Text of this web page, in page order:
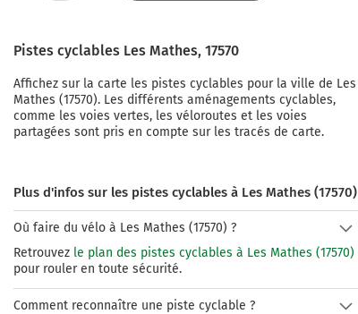
Pistes cyclables Les Mathes, 17570
Affichez sur la carte les pistes cyclables pour la ville de Les
Mathes (17570). Les différents aménagements cyclables,
comme les voies vertes, les véloroutes et les voies
partagées sont pris en compte sur les tracés de carte.
Plus d'infos sur les pistes cyclables à Les Mathes (17570)
Où faire du vélo à Les Mathes (17570) ?
Retrouvez le plan des pistes cyclables à Les Mathes (17570)
pour rouler en toute sécurité.
Comment reconnaître une piste cyclable ?